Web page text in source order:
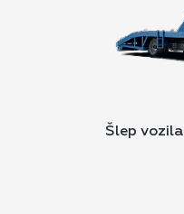
Šlep vozila